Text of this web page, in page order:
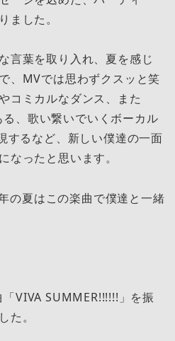
ました。
言葉を取り入れ、夏を感じ
、MVでは思わずクスッと笑
コミカルなダンス、また
、歌い繋いでいくボーカル
するなど、新しい僕達の一面
なったと思います。
の夏はこの楽曲で僕達と一緒
VIVA SUMMER!!!!!!」を振
た。